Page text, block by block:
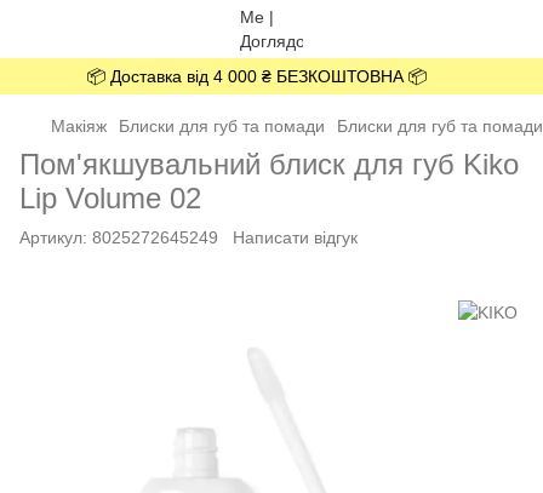
📦 Доставка від 4 000 ₴ БЕЗКОШТОВНА 📦
Макіяж Блиски для губ та помади Блиски для губ та
Пом'якшувальний блиск для губ Kiko
Lip Volume 02
Артикул: 8025272645249 Написати відгук